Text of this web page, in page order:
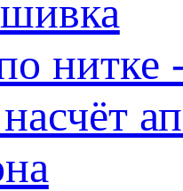
нитке